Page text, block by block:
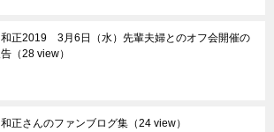
正2019 3月6日（水）先輩夫婦とのオフ会開催の
（28 view）
正さんのファンブログ集（24 view）